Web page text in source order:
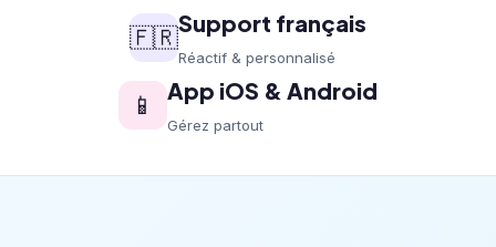
🇫🇷
Support français
Réactif & personnalisé
📱
App iOS & Android
Gérez partout